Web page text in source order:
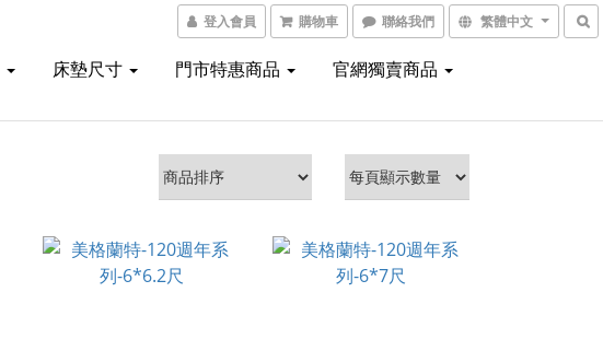
登入會員 購物車 聯絡我們 繁體中文
床墊尺寸 門市特惠商品 官網獨賣商品